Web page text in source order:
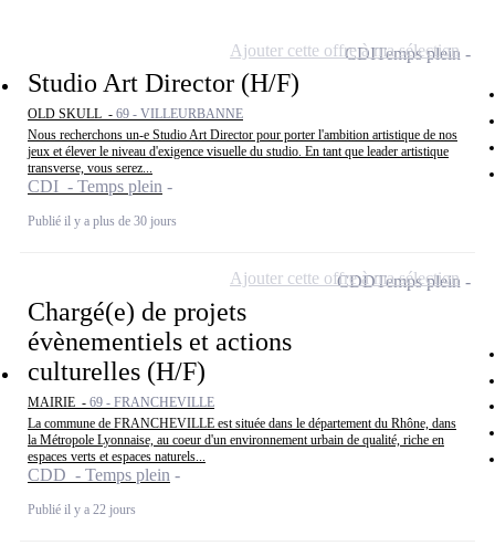
Studio Art Director (H/F)
OLD SKULL - 69 - VILLEURBANNE
Nous recherchons un-e Studio Art Director pour porter l'ambition artistique de nos
jeux et élever le niveau d'exigence visuelle du studio. En tant que leader artistique
transverse, vous serez...
CDI - Temps plein
Publié il y a plus de 30 jours
CDITemps plein
Ajouter cette offre à ma sélection
Chargé(e) de projets
évènementiels et actions
culturelles (H/F)
MAIRIE - 69 - FRANCHEVILLE
La commune de FRANCHEVILLE est située dans le département du Rhône, dans
la Métropole Lyonnaise, au coeur d'un environnement urbain de qualité, riche en
espaces verts et espaces naturels...
CDD - Temps plein
Publié il y a 22 jours
CDDTemps plein
Ajouter cette offre à ma sélection